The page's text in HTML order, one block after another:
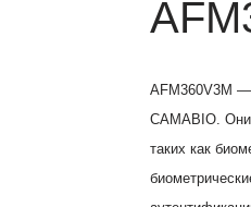
AFM360V3M —
CAMABIO. Они
таких как